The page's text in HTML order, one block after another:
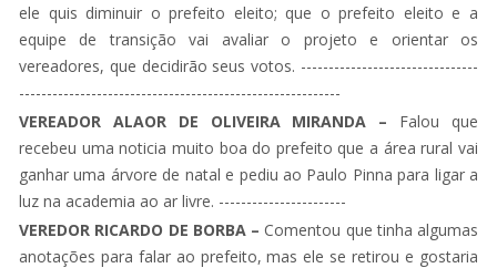
ele quis diminuir o prefeito eleito; que o prefeito eleito e a
equipe de transição vai avaliar o projeto e orientar os
vereadores, que decidirão seus votos. --------------------------------
----------------------------------------------------------
VEREADOR ALAOR DE OLIVEIRA MIRANDA – Falou que
recebeu uma noticia muito boa do prefeito que a área rural vai
ganhar uma árvore de natal e pediu ao Paulo Pinna para ligar a
luz na academia ao ar livre. -----------------------
VEREDOR RICARDO DE BORBA –Comentou que tinha algumas
anotações para falar ao prefeito, mas ele se retirou e gostaria